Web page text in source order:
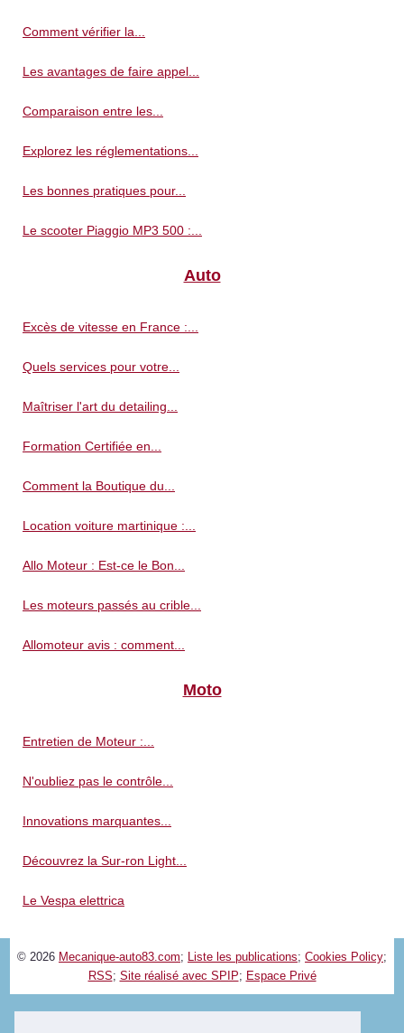
Comment vérifier la...
Les avantages de faire appel...
Comparaison entre les...
Explorez les réglementations...
Les bonnes pratiques pour...
Le scooter Piaggio MP3 500 :...
Auto
Excès de vitesse en France :...
Quels services pour votre...
Maîtriser l'art du detailing...
Formation Certifiée en...
Comment la Boutique du...
Location voiture martinique :...
Allo Moteur : Est-ce le Bon...
Les moteurs passés au crible...
Allomoteur avis : comment...
Moto
Entretien de Moteur :...
N'oubliez pas le contrôle...
Innovations marquantes...
Découvrez la Sur-ron Light...
Le Vespa elettrica
© 2026 Mecanique-auto83.com; Liste les publications; Cookies Policy;
RSS; Site réalisé avec SPIP; Espace Privé